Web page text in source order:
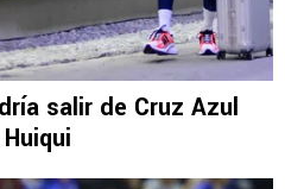
salir de Cruz Azul